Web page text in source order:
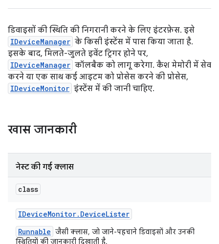
डिवाइसों की स्थिति की निगरानी करने के लिए इंटरफ़ेस. इसे
IDeviceManager के किसी इंस्टेंस में पास किया जाता है.
इसके बाद, मिलते-जुलते इवेंट ट्रिगर होने पर,
IDeviceManager कॉलबैक को लागू करेगा. कैश मेमोरी में सेव
करने या एक साथ कई आइटम को प्रोसेस करने की प्रोसेस,
IDeviceMonitor इंस्टेंस में की जानी चाहिए.
खास जानकारी
नेस्ट की गई क्लास
class
IDeviceMonitor. DeviceLister
Runnable जैसी क्लास, जो जाने-पहचाने डिवाइसों और उनकी
स्थितियों की जानकारी दिखाती है.